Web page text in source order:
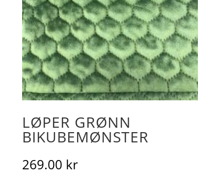
LØPER GRØNN
BIKUBEMØNSTER
269.00 kr